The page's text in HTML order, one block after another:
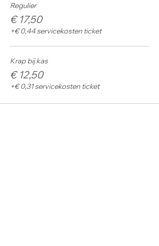
Regulier
€ 17,50
+€ 0,44 servicekosten ticket
Krap bij kas
€ 12,50
+€ 0,31 servicekosten ticket